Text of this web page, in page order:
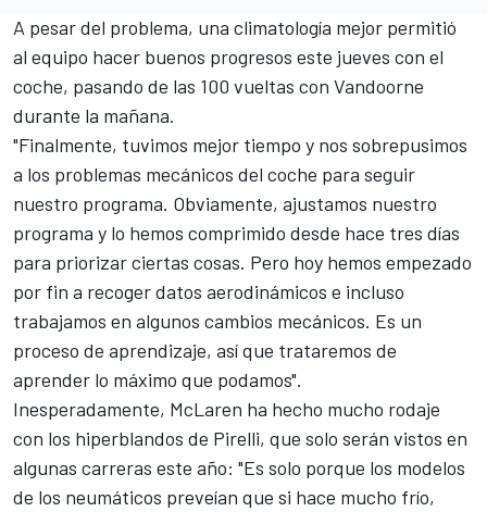
A pesar del problema, una climatología mejor permitió
al equipo hacer buenos progresos este jueves con el
coche, pasando de las 100 vueltas con Vandoorne
durante la mañana.
"Finalmente, tuvimos mejor tiempo y nos sobrepusimos
a los problemas mecánicos del coche para seguir
nuestro programa. Obviamente, ajustamos nuestro
programa y lo hemos comprimido desde hace tres días
para priorizar ciertas cosas. Pero hoy hemos empezado
por fin a recoger datos aerodinámicos e incluso
trabajamos en algunos cambios mecánicos. Es un
proceso de aprendizaje, así que trataremos de
aprender lo máximo que podamos".
Inesperadamente, McLaren ha hecho mucho rodaje
con los hiperblandos de Pirelli, que solo serán vistos en
algunas carreras este año: "Es solo porque los modelos
de los neumáticos preveían que si hace mucho frío,